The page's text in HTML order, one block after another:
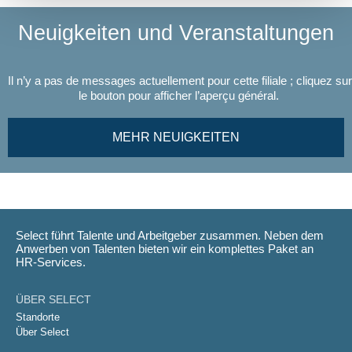
Neuigkeiten und Veranstaltungen
Il n’y a pas de messages actuellement pour cette filiale ; cliquez sur
le bouton pour afficher l’aperçu général.
MEHR NEUIGKEITEN
Select führt Talente und Arbeitgeber zusammen. Neben dem
Anwerben von Talenten bieten wir ein komplettes Paket an
HR-Services.
ÜBER SELECT
Standorte
Über Select